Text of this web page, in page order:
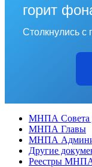
горит
Столкнулись
МНПА Совета
МНПА Главы
МНПА
Другие
Реестры